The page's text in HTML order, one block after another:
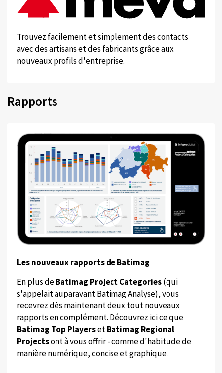
Trouvez facilement et simplement des contacts
avec des artisans et des fabricants grâce aux
nouveaux profils d'entreprise.
Rapports
Les nouveaux rapports de Batimag
En plus deBatimag Project Categories(qui
s'appelait auparavant Batimag Analyse), vous
recevrez dès maintenant deux tout nouveaux
rapports en complément. Découvrez ici ce que
Batimag Top PlayersetBatimag Regional
Projectsont à vous offrir - comme d'habitude de
manière numérique, concise et graphique.